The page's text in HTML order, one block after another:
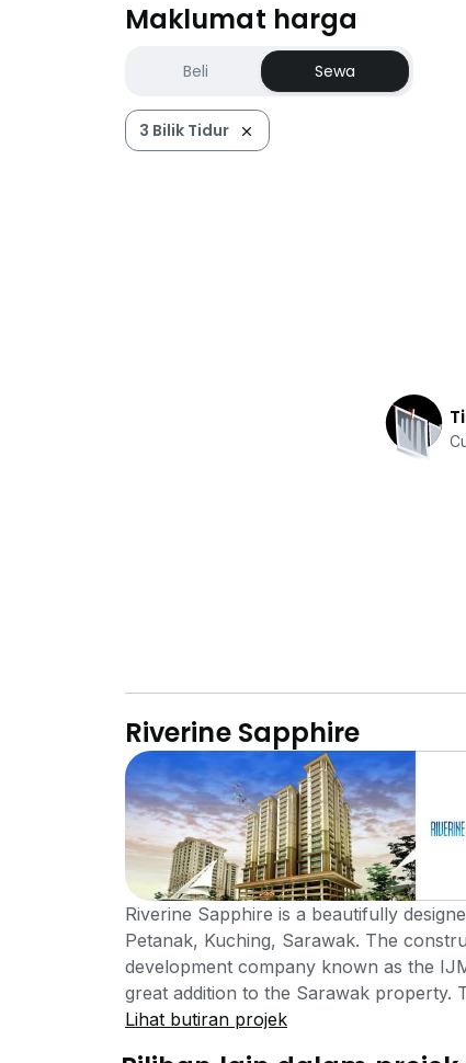
Maklumat harga
Beli Sewa
3 Bilik Tidur
Riverine Sapphire
Riverine Sapphire is a beautifully
Petanak, Kuching, Sarawak. The
development company known as the
great addition to the Sarawak property.
ideal from an investment perspective.
Lihat butiran projek